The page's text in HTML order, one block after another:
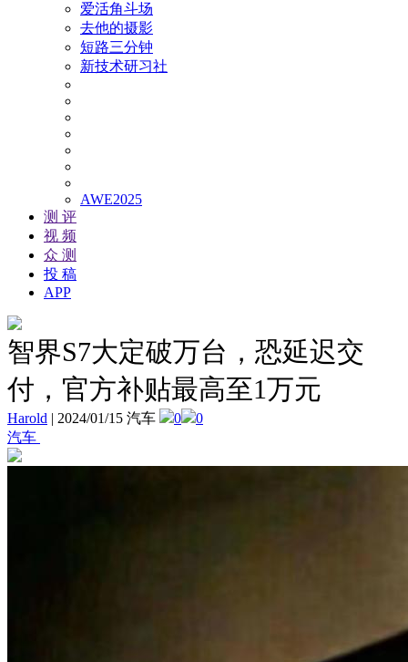
爱活角斗场
去他的摄影
短路三分钟
新技术研习社
AWE2025
测 评
视 频
众 测
投 稿
APP
智界S7大定破万台，恐延迟交
付，官方补贴最高至1万元
Harold | 2024/01/15 汽车 0
0
汽车